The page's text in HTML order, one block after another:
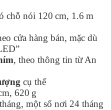
chỗ nói 120 cm, 1.6 m
cửa hàng bán, mặc dù
, theo thông tin từ An
cụ thể
620 g
một số nơi 24 tháng